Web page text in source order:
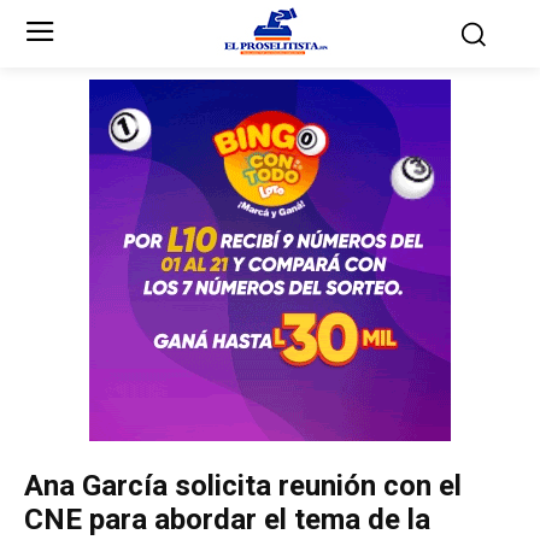
Partidos Políticos
Partido Liberal
Unificación Democrática
Anticorrupción
Partidos Políticos
Partido Liberal
Unificación Democrática
Anticorrupción
Ana García solicita reunión con el
CNE para abordar el tema de la